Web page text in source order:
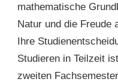
mathematische
Natur und die Freude
Ihre
Studieren in Teilzeit
zweiten